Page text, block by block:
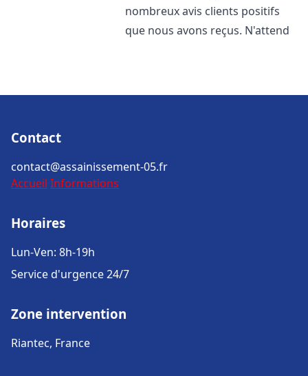
nombreux avis clients positifs
que nous avons reçus. N'attend
Contact
contact@assainissement-05.fr
Accueil Informations
Horaires
Lun-Ven: 8h-19h
Service d'urgence 24/7
Zone intervention
Riantec, France